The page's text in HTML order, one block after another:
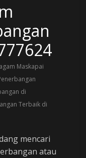
Maskapai
di
Terbaik di
mencari
atau